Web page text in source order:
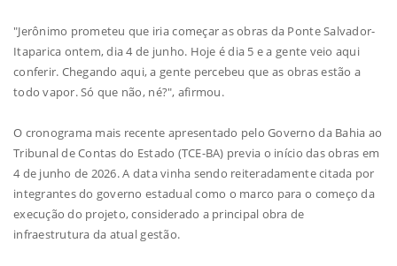
"Jerônimo prometeu que iria começar as obras da Ponte Salvador-
Itaparica ontem, dia 4 de junho. Hoje é dia 5 e a gente veio aqui
conferir. Chegando aqui, a gente percebeu que as obras estão a
todo vapor. Só que não, né?", afirmou.
O cronograma mais recente apresentado pelo Governo da Bahia ao
Tribunal de Contas do Estado (TCE-BA) previa o início das obras em
4 de junho de 2026. A data vinha sendo reiteradamente citada por
integrantes do governo estadual como o marco para o começo da
execução do projeto, considerado a principal obra de
infraestrutura da atual gestão.